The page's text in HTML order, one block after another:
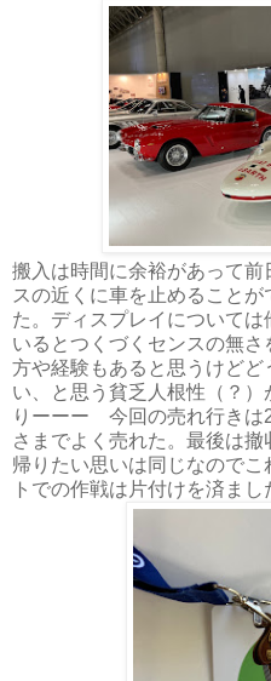
搬入は時間に余裕があって
スの近くに車を止めること
た。ディスプレイについて
いるとつくづくセンスの無
方や経験もあると思うけど
い、と思う貧乏人根性（？
りーーー 今回の売れ行きは
さまでよく売れた。最後は撤
帰りたい思いは同じなので
トでの作戦は片付けを済ま